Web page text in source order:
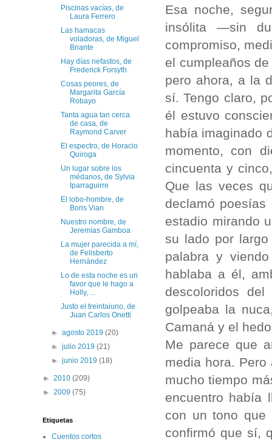
Esa noche,
insólita —sin
compromiso,
el cumpleaños
pero ahora, a la
sí. Tengo claro,
él estuvo
había imaginado
momento, con
cincuenta y
Que las veces
declamó
estadio mirando
su lado por
palabra y
hablaba a él,
descoloridos
golpeaba la
Camaná y el
Me parece que
media hora.
mucho tiempo
encuentro había
con un tono que
confirmó que sí,
Piscinas vacías, de
Laura Ferrero
Las hamacas
voladoras, de Miguel
Briante
Hay días nefastos, de
Frederick Forsyth
Cosas peores, de
Margarita García
Robayo
Tanta agua tan cerca
de casa, de
Raymond Carver
El espectro, de Horacio
Quiroga
Un lugar sobre los
médanos, de Sylvia
Iparraguirre
El lobo-hombre, de
Boris Vian
Nuestro nombre, de
Jeremías Gamboa
La mujer parecida a mí,
de Felisberto
Hernández
Lo de esta noche es un
favor que le hago a
Holly, ...
Justo el treintaiuno, de
Juan Carlos Onetti
►agosto 2019(20)
►julio 2019(21)
►junio 2019(18)
► 2010 (209)
► 2009 (75)
Etiquetas
Cuentos cortos